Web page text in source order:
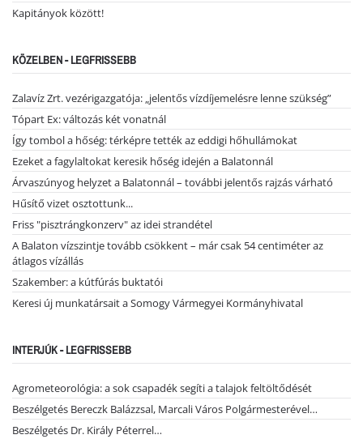
Kapitányok között!
KÖZELBEN - LEGFRISSEBB
Zalavíz Zrt. vezérigazgatója: „jelentős vízdíjemelésre lenne szükség”
Tópart Ex: változás két vonatnál
Így tombol a hőség: térképre tették az eddigi hőhullámokat
Ezeket a fagylaltokat keresik hőség idején a Balatonnál
Árvaszúnyog helyzet a Balatonnál – további jelentős rajzás várható
Hűsítő vizet osztottunk...
Friss "pisztrángkonzerv" az idei strandétel
A Balaton vízszintje tovább csökkent – már csak 54 centiméter az
átlagos vízállás
Szakember: a kútfúrás buktatói
Keresi új munkatársait a Somogy Vármegyei Kormányhivatal
INTERJÚK - LEGFRISSEBB
Agrometeorológia: a sok csapadék segíti a talajok feltöltődését
Beszélgetés Bereczk Balázzsal, Marcali Város Polgármesterével…
Beszélgetés Dr. Király Péterrel…